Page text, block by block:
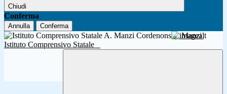
Chiudi
Conferma
Annulla Conferma
A. Manzi
Istituto Comprensivo Statale